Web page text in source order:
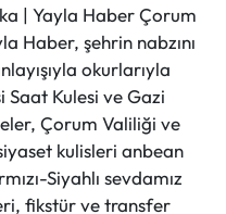
| Yayla Haber Çorum
Haber, şehrin nabzını
okurlarıyla
Saat Kulesi ve Gazi
Çorum Valiliği ve
kulisleri anbean
Siyahlı sevdamız
fikstür ve transfer